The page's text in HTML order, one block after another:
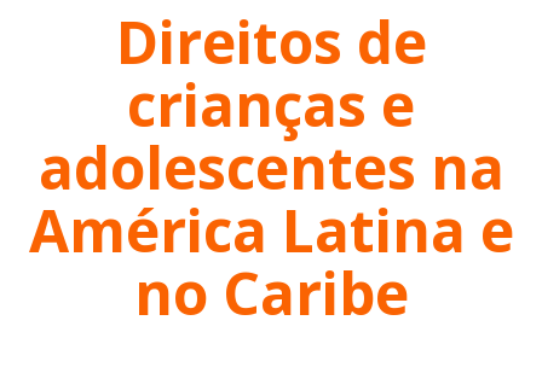
Direitos de
crianças e
adolescentes na
América Latina e
no Caribe